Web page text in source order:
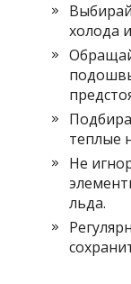
холода
теплые
Не
льда.